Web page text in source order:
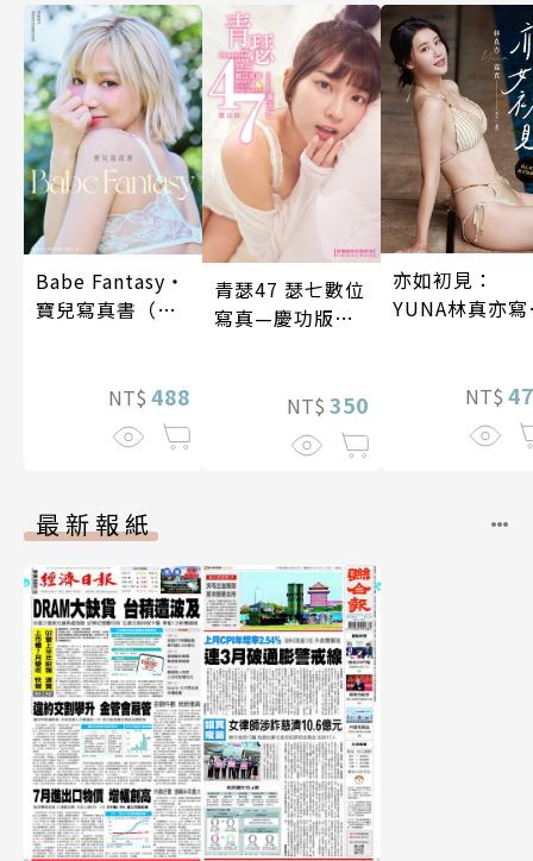
Babe Fantasy‧
寶兒寫真書（加
NT$ 488
青瑟47 瑟七數位
寫真—慶功版
NT$ 350
亦如初見：
YUNA林真亦寫
NT$
最新報紙